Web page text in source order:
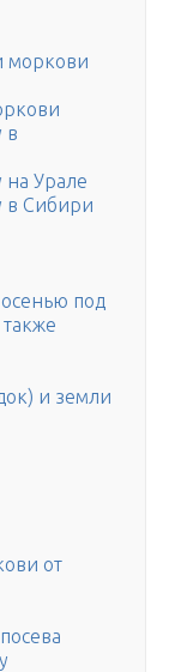
моркови
в
на Урале
в Сибири
под
и земли
от